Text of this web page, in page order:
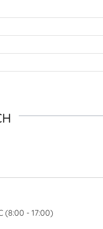
(8:00 - 17:00)